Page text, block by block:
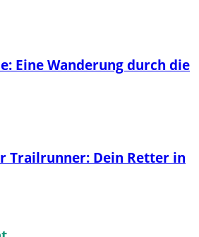
Eine Wanderung durch die
Trailrunner: Dein Retter in